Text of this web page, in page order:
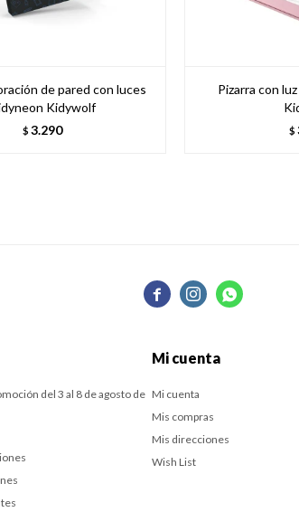
de pared con luces
Kidywolf
$ 3.290
Pizarra con
$
  
del 3 al 8 de agosto de
Mi cuenta
Mi cuenta
Mis compras
Mis direcciones
Wish List